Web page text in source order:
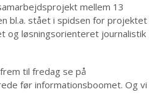
mellem 13
bl.a. stået i spidsen for projektet
og løsningsorienteret journalistik
til fredag se på
før informationsboomet. Og vi